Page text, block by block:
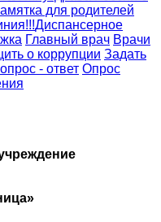
для родителей
Диспансерное
Главный врач Врачи
о коррупции Задать
- ответ Опрос